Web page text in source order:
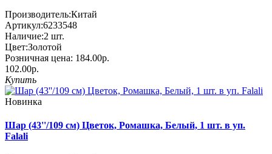
Производитель:Китай
Артикул:6233548
Наличие:2 шт.
Цвет:Золотой
Розничная цена: 184.00р.
102.00р.
Купить
Новинка
Шар (43''/109 см) Цветок, Ромашка, Белый, 1 шт. в уп.
Falali